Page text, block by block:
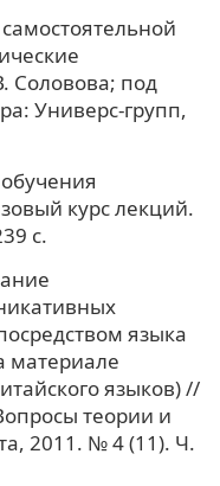
Соловова; под
Универс-групп,
курс лекций.
с.
языка
материале
языков) //
теории и
2011. № 4 (11). Ч.